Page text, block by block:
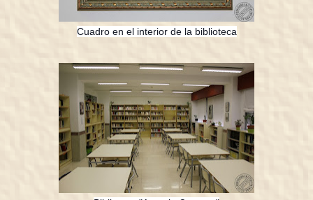
Cuadro en el interior de la biblioteca